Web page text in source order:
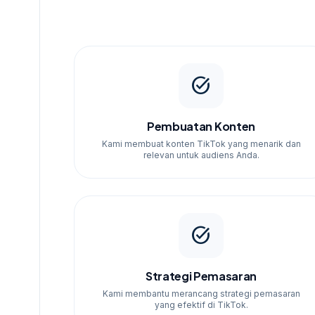
task_alt
Pembuatan Konten
Kami membuat konten TikTok yang menarik dan
relevan untuk audiens Anda.
task_alt
Strategi Pemasaran
Kami membantu merancang strategi pemasaran
yang efektif di TikTok.